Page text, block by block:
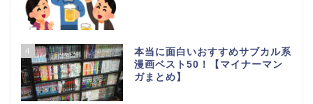
4
本当に面白いおすすめサブカル系
漫画ベスト50！【マイナーマン
ガまとめ】